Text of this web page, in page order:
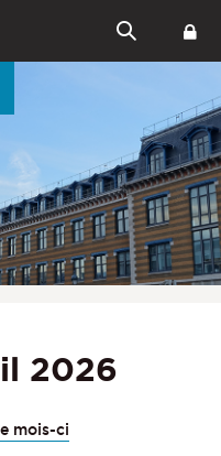
2026
mois-ci